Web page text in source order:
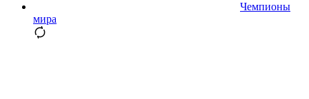
Чемпионы
мира